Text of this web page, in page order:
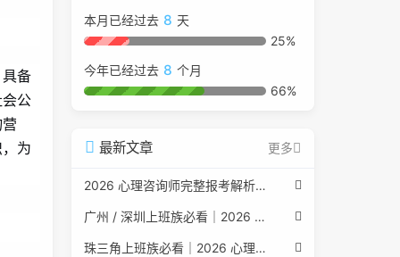
备
公
为
本月已经过去 8 天
25%
今年已经过去 8 个月
66%
最新文章 更多
2026 心理咨询师完整报考解析（2017 国考取消后现行权威体系 + 避坑全指南）
广州 / 深圳上班族必看｜2026 心理咨询师考证指南，转行副业、情绪疏导双收益
珠三角上班族必看｜2026 心理咨询师考证指南，转行副业、情绪疏导双收益